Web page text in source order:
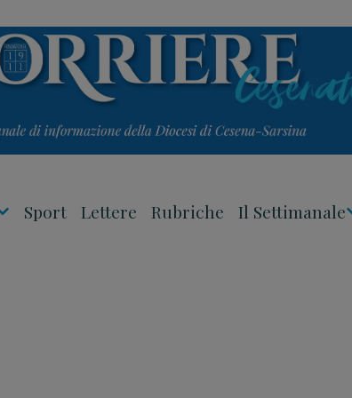
Sport Lettere Rubriche Il Settimanale